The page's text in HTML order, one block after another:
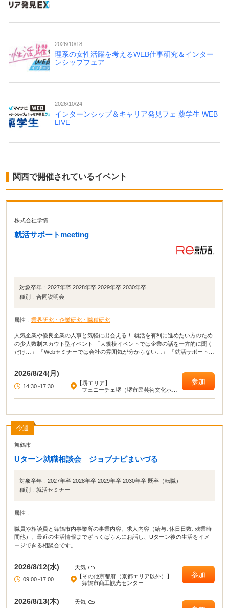
2026/10/18
理系の女性活躍を考えるWEB仕事研究＆インター
ンシップフェア
2026/10/24
インターンシップ＆キャリア発見フェ 薬学生 WEB
LIVE
関西で開催されているイベント
株式会社学情
就活サポートmeeting
対象卒年 : 2027年卒 2028年卒 2029年卒 2030年卒
種別 : 合同説明会
属性 : 業界研究・企業研究・職種研究
人気企業や優良企業の人事と気軽に出会える！ 就活を有利に進めたい方のため
の少人数制スカウト型イベント 「大規模イベントでは企業の話を一方的に聞く
だけ…」 「Webセミナーでは会社の雰囲気が分からない…」 「就活サポート
生、そして学部4年生・修士2年生の参加も大歓迎！ 皆様のご参加をお待ちして
います！
2026/8/24(月)
14:30~17:30 |
【堺エリア】
フェニーチェ堺（堺市民芸術文化ホー
参加
今週
舞鶴市
Uターン就職相談会 ジョブナビまいづる
対象卒年 : 2027年卒 2028年卒 2029年卒 2030年卒 既卒（転職）
種別 : 就活セミナー
属性 :
職員や相談員と舞鶴市内事業所の事業内容、求人内容（給与､休日日数､残業時
間他）、最近の生活情報までざっくばらんにお話し、Uターン後の生活をイメ
ージできる相談会です。
2026/8/12(水)
天気
09:00~17:00
|
【その他京都府（京都エリア以外）】
舞鶴市商工観光センター
参加
2026/8/13(木) 天気